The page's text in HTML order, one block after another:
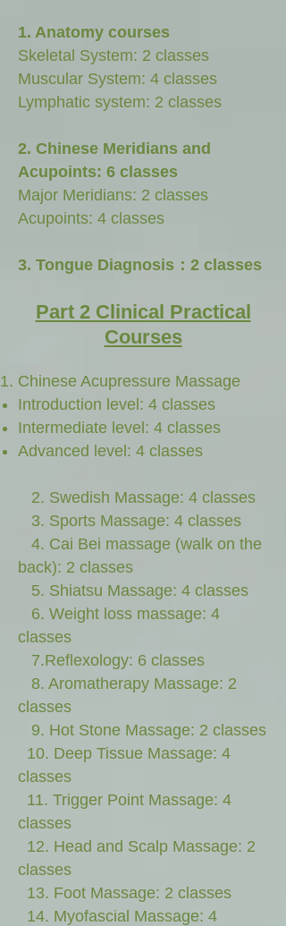
1. Anatomy courses
Skeletal System: 2 classes
Muscular System: 4 classes
Lymphatic system: 2 classes
2. Chinese Meridians and
Acupoints: 6 classes
Major Meridians: 2 classes
Acupoints: 4 classes
3. Tongue Diagnosis：2 classes
Part 2 Clinical Practical
Courses
Chinese Acupressure Massage
Introduction level: 4 classes
Intermediate level: 4 classes
Advanced level: 4 classes
2. Swedish Massage: 4 classes
3. Sports Massage: 4 classes
4. Cai Bei massage (walk on the
back): 2 classes
5. Shiatsu Massage: 4 classes
6. Weight loss massage: 4
classes
7.Reflexology: 6 classes
8. Aromatherapy Massage: 2
classes
9. Hot Stone Massage: 2 classes
10. Deep Tissue Massage: 4
classes
11. Trigger Point Massage: 4
classes
12. Head and Scalp Massage: 2
classes
13. Foot Massage: 2 classes
14. Myofascial Massage: 4